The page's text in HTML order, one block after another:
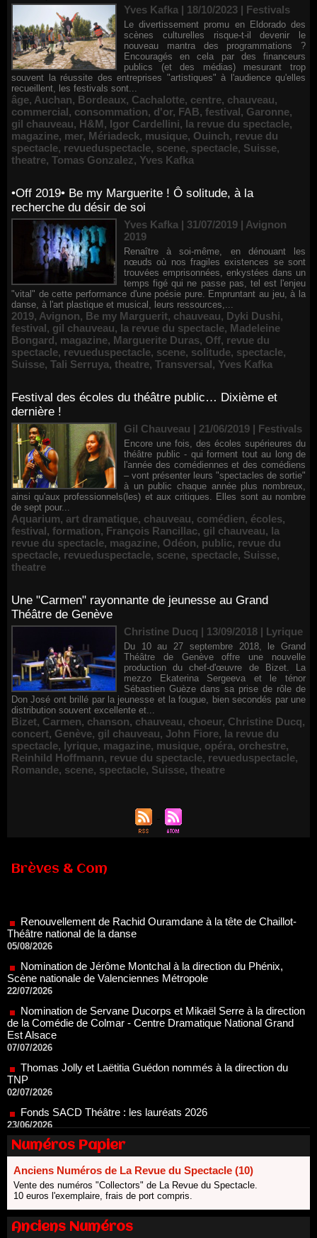
Yves Kafka | 18/10/2023 | Festivals
Le divertissement promu en Eldorado des
scènes culturelles risque-t-il devenir le
nouveau mantra des programmations ?
Encouragés en cela par des financeurs
publics (et des médias) mesurant trop
souvent la réussite des entreprises "artistiques" à l'audience qu'elles
recueillent, les festivals sont...
âge, Auchan, Bordeaux, Cachalotte, centre, chauveau,
commercial, consommation, d'or, FAB, festival, Garonne,
gil chauveau, H&M, Igor Cardellini, la revue du spectacle,
magazine, mer, Mériadeck, musique, Ouinch, revue du
spectacle, revueduspectacle, scene, spectacle, Suisse,
theatre, Tomas Gonzalez, Yves Kafka
•Off 2019• Be my Marguerite ! Ô solitude, à la
recherche du désir de soi
Yves Kafka | 31/07/2019 | Avignon
2019
Renaître à soi-même, en dénouant les
nœuds où nos fragiles existences se sont
trouvées emprisonnées, enkystées dans un
temps figé qui ne passe pas, tel est l'enjeu
"vital" de cette performance d'une poésie pure. Empruntant au jeu, à la
danse, à l'art plastique et musical, leurs ressources,...
2019, Avignon, Be my Marguerit, chauveau, Dyki Dushi,
festival, gil chauveau, la revue du spectacle, Madeleine
Bongard, magazine, Marguerite Duras, Off, revue du
spectacle, revueduspectacle, scene, solitude, spectacle,
Suisse, Tali Serruya, theatre, Transversal, Yves Kafka
Festival des écoles du théâtre public… Dixième et
dernière !
Gil Chauveau | 21/06/2019 | Festivals
Encore une fois, des écoles supérieures du
théâtre public - qui forment tout au long de
l'année des comédiennes et des comédiens
– vont présenter leurs "spectacles de sortie"
à un public chaque année plus nombreux,
ainsi qu'aux professionnels(les) et aux critiques. Elles sont au nombre
de sept pour...
Aquarium, art dramatique, chauveau, comédien, écoles,
festival, formation, François Rancillac, gil chauveau, la
revue du spectacle, magazine, Odéon, public, revue du
spectacle, revueduspectacle, scene, spectacle, Suisse,
theatre
Une "Carmen" rayonnante de jeunesse au Grand
Théâtre de Genève
Christine Ducq | 13/09/2018 | Lyrique
Du 10 au 27 septembre 2018, le Grand
Théâtre de Genève offre une nouvelle
production du chef-d'œuvre de Bizet. La
mezzo Ekaterina Sergeeva et le ténor
Sébastien Guèze dans sa prise de rôle de
Don José ont brillé par la jeunesse et la fougue, bien secondés par une
distribution souvent excellente et...
Bizet, Carmen, chanson, chauveau, choeur, Christine Ducq,
concert, Genève, gil chauveau, John Fiore, la revue du
spectacle, lyrique, magazine, musique, opéra, orchestre,
Reinhild Hoffmann, revue du spectacle, revueduspectacle,
Romande, scene, spectacle, Suisse, theatre
Brèves & Com
Nomination de Jérôme Montchal à la direction du Phénix,
Scène nationale de Valenciennes Métropole
Nomination de Servane Ducorps et Mikaël Serre à la direction
de la Comédie de Colmar - Centre Dramatique National Grand
07/07/2026
Thomas Jolly et Laëtitia Guédon nommés à la direction du
TNP
Fonds SACD Théâtre : les lauréats 2026
23/06/2026
Dispositif ARTCENA Écrire pour le cirque, les lauréats 2026 !
20/06/2026
Le palmarès des prix SACD 2026
18/06/2026
Les 10 lauréats du Fonds Grandes Formes Théâtre 2026
SACD
13/06/2026
Nomination de Nathalie Garraud et Olivier Saccomano à la
direction du Théâtre de Gennevilliers - CDN
Numéros Papier
Anciens Numéros de La Revue du Spectacle (10)
Vente des numéros "Collectors" de La Revue du Spectacle.
10 euros l'exemplaire, frais de port compris.
Anciens Numéros